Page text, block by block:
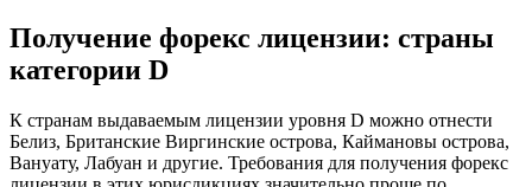
Получение форекс лицензии: страны
категории D
К странам выдаваемым лицензии уровня D можно отнести
Белиз, Британские Виргинские острова, Каймановы острова,
Вануату, Лабуан и другие. Требования для получения форекс